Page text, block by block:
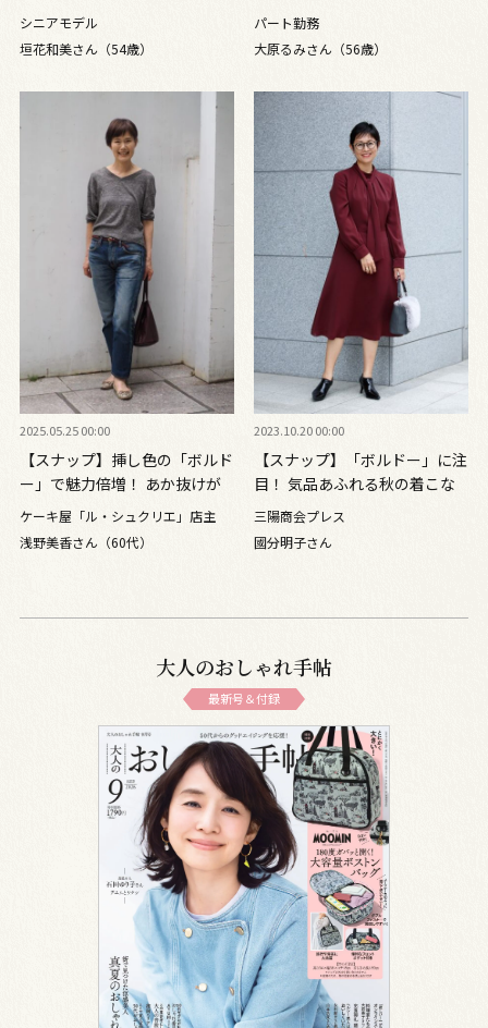
れいめコーデ
シニアモデル
垣花和美さん（54歳）
パート勤務
大原るみさん（56歳）
2025.05.25 00:00
【スナップ】挿し色の「ボルド
ー」で魅力倍増！ あか抜けが
叶う肌見せの極意とは？
ケーキ屋「ル・シュクリエ」店主
浅野美香さん（60代）
2023.10.20 00:00
【スナップ】「ボルドー」に注
目！ 気品あふれる秋の着こな
し
三陽商会プレス
國分明子さん
大人のおしゃれ手帖
最新号＆付録